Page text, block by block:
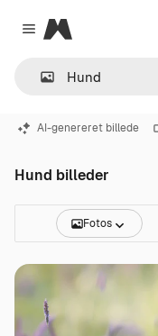
Close menu
Magnific
AI-genereret billede
Hund billeder
Fotos